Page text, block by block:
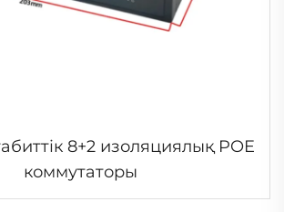
8+2 изоляциялық POE
коммутаторы